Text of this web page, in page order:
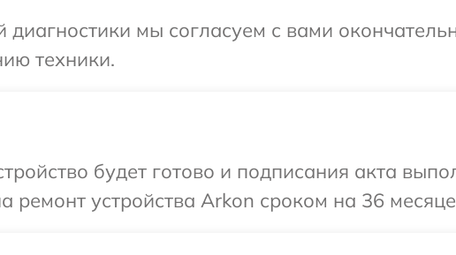
диагностики мы согласуем с вами
техники.
будет готово и подписания акта
ремонт устройства Arkon сроком на 36